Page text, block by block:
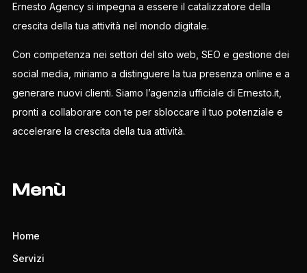
Ernesto Agency si impegna a essere il catalizzatore della
crescita della tua attività nel mondo digitale.
Con competenza nei settori del sito web, SEO e gestione dei
social media, miriamo a distinguere la tua presenza online e a
generare nuovi clienti. Siamo l’agenzia ufficiale di Ernesto.it,
pronti a collaborare con te per sbloccare il tuo potenziale e
accelerare la crescita della tua attività.
Menù
Home
Servizi